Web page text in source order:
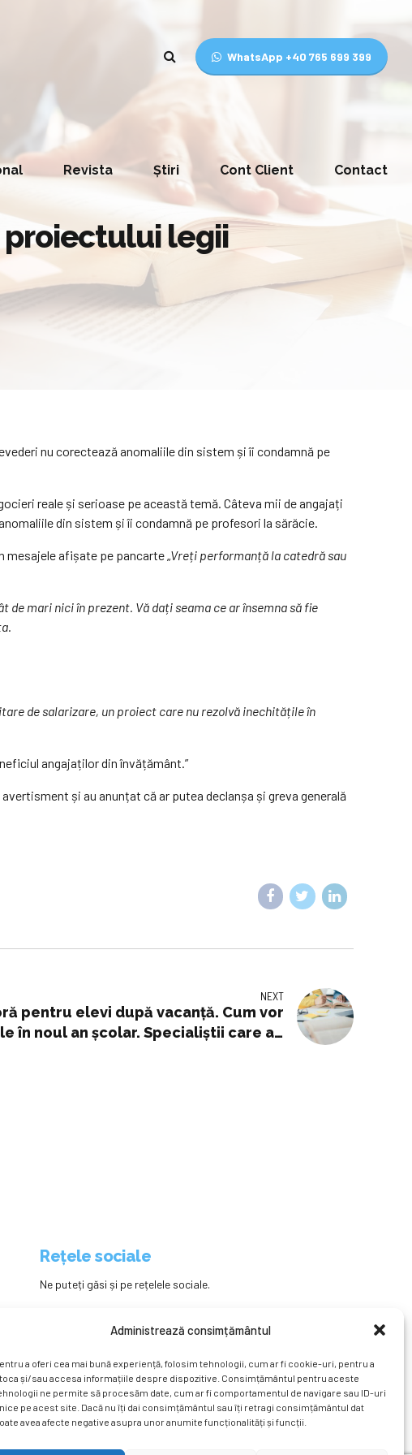
Administrează consimțământul
a oferi cea mai bună experiență, folosim tehnologii, cum ar fi cookie-uri, pentru a
și/sau accesa informațiile despre dispozitive. Consimțământul pentru aceste
ne permite să procesăm date, cum ar fi comportamentul de navigare sau ID-uri
pe acest site. Dacă nu îți dai consimțământul sau îți retragi consimțământul dat
avea afecte negative asupra unor anumite funcționalități și funcții.
WhatsApp +40 765 699 399
Revista Știri Cont Client Contact
legii
nu corectează anomaliile din sistem și îi condamnă pe
reale și serioase pe această temă. Câteva mii de angajați
din sistem și îi condamnă pe profesori la sărăcie.
mesajele afișate pe pancarte „Vreți performanță la catedră sau
mari nici în prezent. Vă dați seama ce ar însemna să fie
de salarizare, un proiect care nu rezolvă inechitățile în
angajaților din învățământ.”
și au anunțat că ar putea declanșa și greva generală
NEXT
pentru elevi după vacanță. Cum vor
în noul an școlar. Specialiștii care au
Rețele sociale
Ne puteți găsi și pe rețelele sociale.